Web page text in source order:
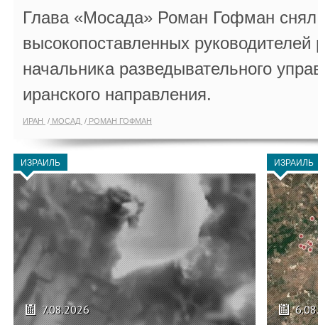
Глава «Мосада» Роман Гофман снял
высокопоставленных
начальника разведывательного
иранского направления.
ИРАН МОСАД РОМАН ГОФМАН
ИЗРАИЛЬ
7.08.2026
ИЗРАИЛЬ